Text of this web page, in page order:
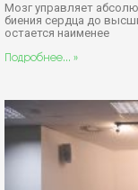
Мозг управляет
биения сердца до
остается наименее
Подробнее... »